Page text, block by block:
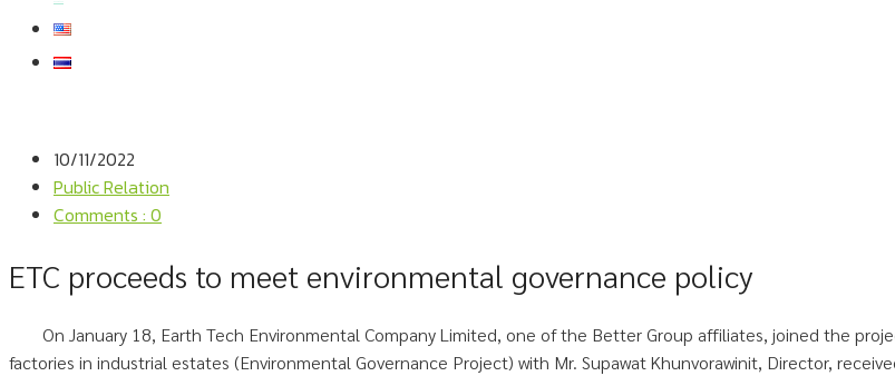
10/11/2022
Public Relation
Comments : 0
ETC proceeds to meet environmental governance policy
On January 18, Earth Tech Environmental Company Limited, one of the Better Group affiliates, joined the
factories in industrial estates (Environmental Governance Project) with Mr. Supawat Khunvorawinit, Director,